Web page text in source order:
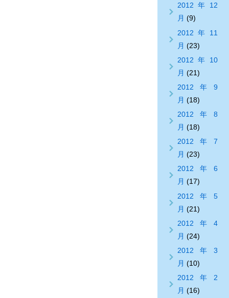
2012年12
月 (9)
2012年11
月 (23)
2012年10
月 (21)
2012年9
月 (18)
2012年8
月 (18)
2012年7
月 (23)
2012年6
月 (17)
2012年5
月 (21)
2012年4
月 (24)
2012年3
月 (10)
2012年2
月 (16)